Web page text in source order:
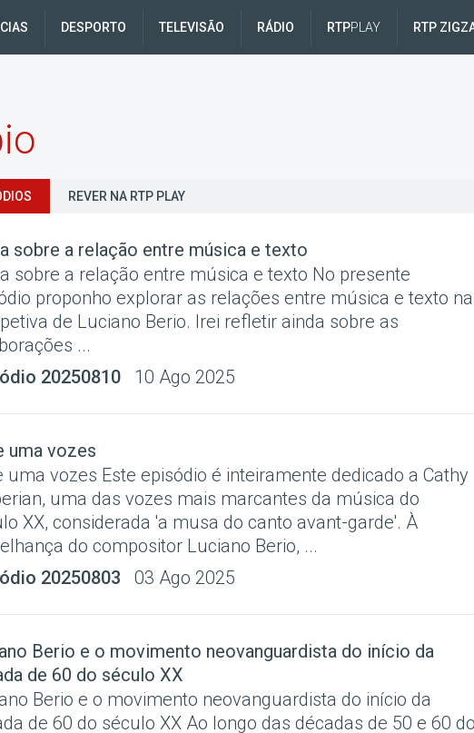
DESPORTO TELEVISÃO RÁDIO RTPPLAY RTP
REVER NA RTP PLAY
sobre a relação entre música e texto
sobre a relação entre música e texto No presente
proponho explorar as relações entre música e texto na
de Luciano Berio. Irei refletir ainda sobre as
...
20250810
10 Ago 2025
uma vozes
uma vozes Este episódio é inteiramente dedicado a Cathy
uma das vozes mais marcantes da música do
XX, considerada 'a musa do canto avant-garde'. À
do compositor Luciano Berio, ...
20250803
03 Ago 2025
Berio e o movimento neovanguardista do início da
de 60 do século XX
Berio e o movimento neovanguardista do início da
de 60 do século XX Ao longo das décadas de 50 e 60 do